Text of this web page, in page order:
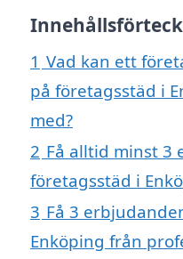
1 Vad kan ett
på företagsstäd i
med?
2 Få alltid minst 3
företagsstäd i
3 Få 3
Enköping från